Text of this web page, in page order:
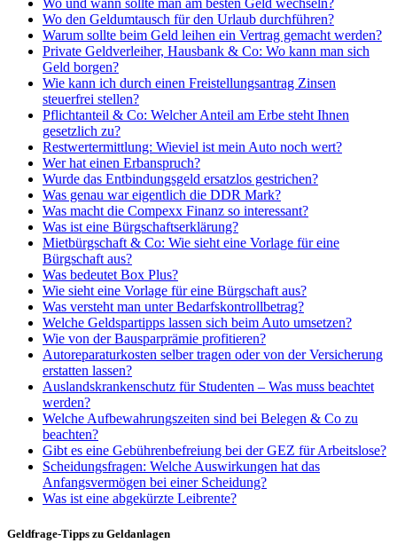
Wo und wann sollte man am besten Geld wechseln?
Wo den Geldumtausch für den Urlaub durchführen?
Warum sollte beim Geld leihen ein Vertrag gemacht werden?
Private Geldverleiher, Hausbank & Co: Wo kann man sich
Geld borgen?
Wie kann ich durch einen Freistellungsantrag Zinsen
steuerfrei stellen?
Pflichtanteil & Co: Welcher Anteil am Erbe steht Ihnen
gesetzlich zu?
Restwertermittlung: Wieviel ist mein Auto noch wert?
Wer hat einen Erbanspruch?
Wurde das Entbindungsgeld ersatzlos gestrichen?
Was genau war eigentlich die DDR Mark?
Was macht die Compexx Finanz so interessant?
Was ist eine Bürgschaftserklärung?
Mietbürgschaft & Co: Wie sieht eine Vorlage für eine
Bürgschaft aus?
Was bedeutet Box Plus?
Wie sieht eine Vorlage für eine Bürgschaft aus?
Was versteht man unter Bedarfskontrollbetrag?
Welche Geldspartipps lassen sich beim Auto umsetzen?
Wie von der Bausparprämie profitieren?
Autoreparaturkosten selber tragen oder von der Versicherung
erstatten lassen?
Auslandskrankenschutz für Studenten – Was muss beachtet
werden?
Welche Aufbewahrungszeiten sind bei Belegen & Co zu
beachten?
Gibt es eine Gebührenbefreiung bei der GEZ für Arbeitslose?
Scheidungsfragen: Welche Auswirkungen hat das
Anfangsvermögen bei einer Scheidung?
Was ist eine abgekürzte Leibrente?
Geldfrage-Tipps zu Geldanlagen